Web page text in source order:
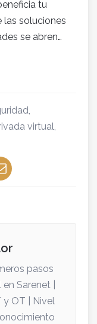
tu
las soluciones
se abren…
,
virtual,
pasos
Sarenet |
OT | Nivel